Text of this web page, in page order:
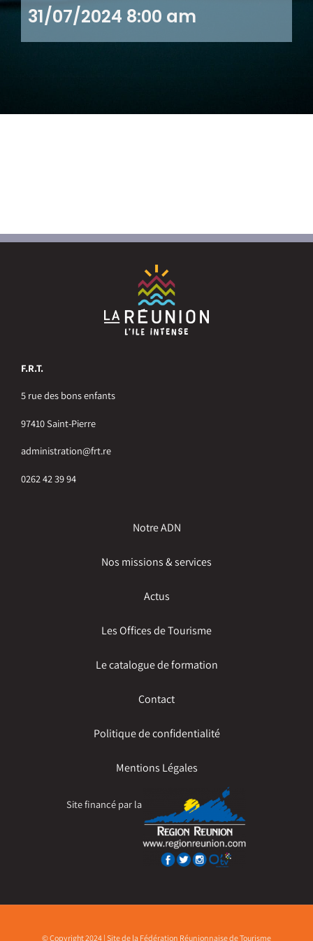
Emploi tourisme
31/07/2024 8:00 am
F.R.T.
5 rue des bons enfants
97410 Saint-Pierre
administration@frt.re
0262 42 39 94
Notre ADN
Nos missions & services
Actus
Les Offices de Tourisme
Le catalogue de formation
Contact
Politique de confidentialité
Mentions Légales
Site financé par la
© Copyright 2024 | Site de la Fédération Réunionnaise de Tourisme